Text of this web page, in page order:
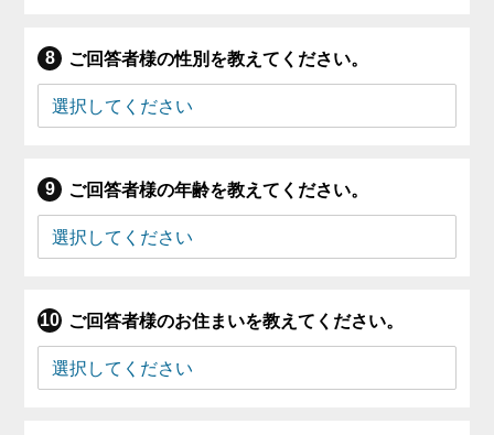
ご回答者様の性別を教えてください。
ご回答者様の年齢を教えてください。
ご回答者様のお住まいを教えてください。